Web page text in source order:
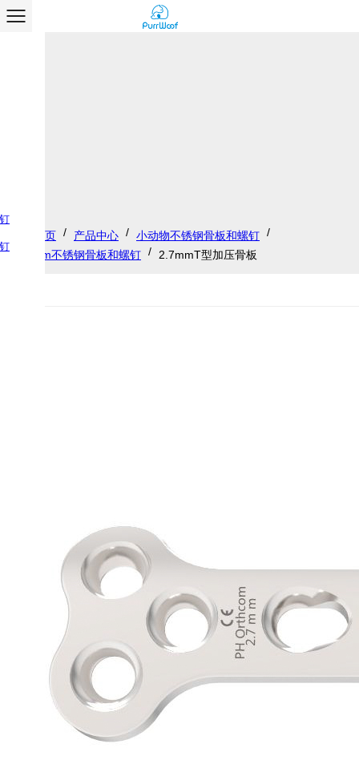
首页 / 产品中心 / 小动物不锈钢骨板和螺钉 /
2.7mm不锈钢骨板和螺钉 / 2.7mmT型加压骨板